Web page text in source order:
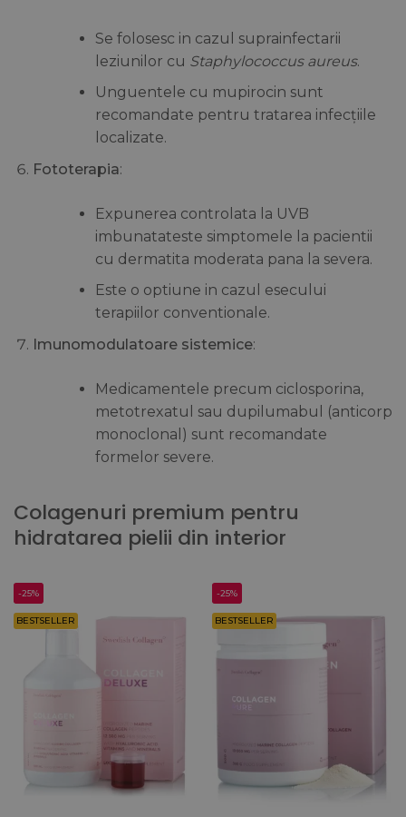
Se folosesc in cazul suprainfectarii
leziunilor cu Staphylococcus aureus.
Unguentele cu mupirocin sunt
recomandate pentru tratarea infecțiile
localizate.
Fototerapia:
Expunerea controlata la UVB
imbunatateste simptomele la pacientii
cu dermatita moderata pana la severa.
Este o optiune in cazul esecului
terapiilor conventionale.
Imunomodulatoare sistemice:
Medicamentele precum ciclosporina,
metotrexatul sau dupilumabul (anticorp
monoclonal) sunt recomandate
formelor severe.
Colagenuri premium pentru
hidratarea pielii din interior
-25%
BESTSELLER
-25%
BESTSELLER